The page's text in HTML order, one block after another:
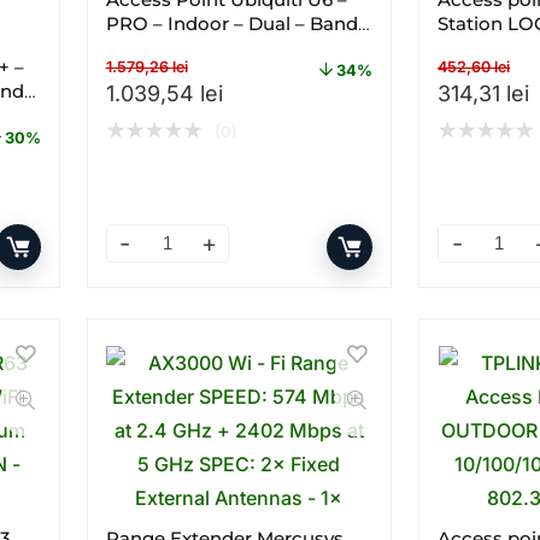
–
–
lei.
691,13 lei.
30%
– Gigabit – PoE – Dual – band – WI – FI cantitate
PRO – Indoor – Dual – Band –
1.579,26lei
Prețul inițial a fost: 1.579,26 lei.
1.039,54 leiPrețul curent este: 1.039,54 lei.
34%
★★★★★
Access Point Ubiquiti U6 – PRO – Indoor –
Station
452,60lei
Prețul
314,31 lei
★★★★★
Access